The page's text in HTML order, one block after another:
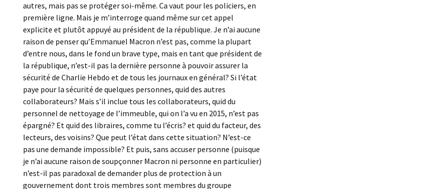
autres, mais pas se protéger soi-même. Ca vaut pour les policiers, en
première ligne. Mais je m’interroge quand même sur cet appel
explicite et plutôt appuyé au président de la république. Je n’ai aucune
raison de penser qu’Emmanuel Macron n’est pas, comme la plupart
d’entre nous, dans le fond un brave type, mais en tant que président de
la république, n’est-il pas la dernière personne à pouvoir assurer la
sécurité de Charlie Hebdo et de tous les journaux en général? Si l’état
paye pour la sécurité de quelques personnes, quid des autres
collaborateurs? Mais s’il inclue tous les collaborateurs, quid du
personnel de nettoyage de l’immeuble, qui on l’a vu en 2015, n’est pas
épargné? Et quid des libraires, comme tu l’écris? et quid du facteur, des
lecteurs, des voisins? Que peut l’état dans cette situation? N’est-ce
pas une demande impossible? Et puis, sans accuser personne (puisque
je n’ai aucune raison de soupçonner Macron ni personne en particulier)
n’est-il pas paradoxal de demander plus de protection à un
gouvernement dont trois membres sont membres du groupe